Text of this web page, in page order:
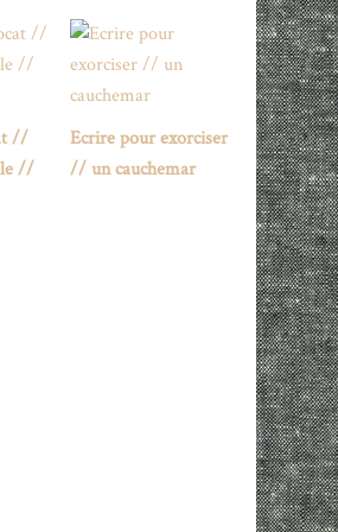
//
//
Ecrire pour exorciser
// un cauchemar